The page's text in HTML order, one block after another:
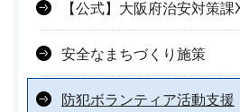
【公式】大阪府治安対策課
安全なまちづくり施策
防犯ボランティア活動支援